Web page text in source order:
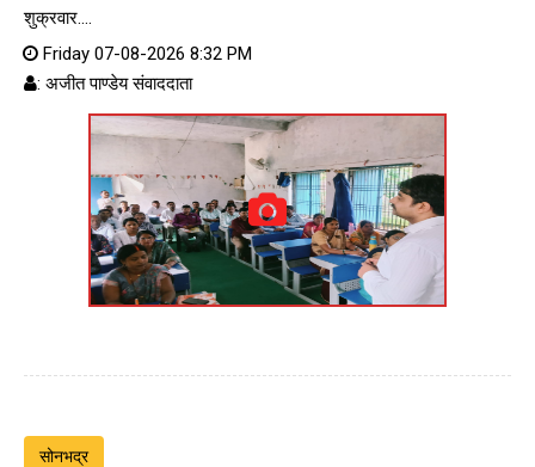
शुक्रवार....
Friday 07-08-2026 8:32 PM
: अजीत पाण्डेय संवाददाता
सोनभद्र